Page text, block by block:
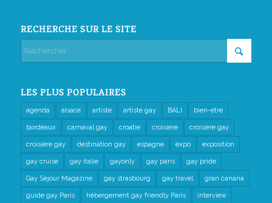
RECHERCHE SUR LE SITE
LES PLUS POPULAIRES
agenda alsace artiste artiste gay BALI bien-etre
bordeaux carnaval gay croatie croisiere croisiere gay
croisière gay destination gay espagne expo exposition
gay cruise gay italie gayonly gay paris gay pride
Gay Sejour Magazine gay strasbourg gay travel gran canaria
guide gay Paris hébergement gay friendly Paris interview